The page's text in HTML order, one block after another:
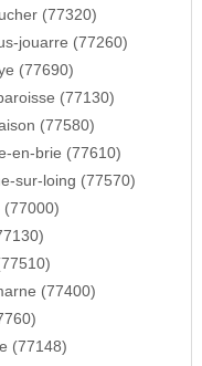
(77320)
jouarre (77260)
(77690)
(77130)
(77580)
en-brie (77610)
sur-loing (77570)
(77000)
(77400)
(77148)